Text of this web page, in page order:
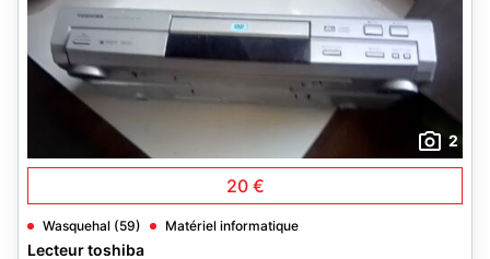
2
20 €
Wasquehal (59) Matériel informatique
Lecteur toshiba